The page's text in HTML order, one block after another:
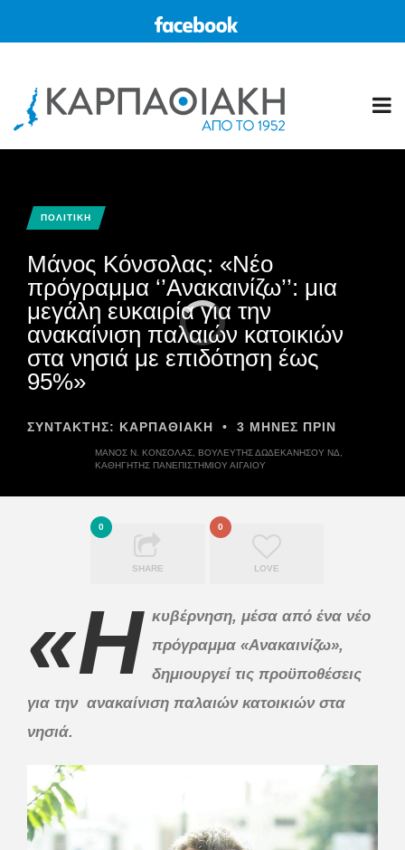
ΜΑΝΟΣ Ν. ΚΟΝΣΟΛΑΣ, ΒΟΥΛΕΥΤΉΣ ΔΩΔΕΚΑΝΉΣΟΥ ΝΔ,
ΚΑΘΗΓΗΤΉΣ ΠΑΝΕΠΙΣΤΗΜΊΟΥ ΑΙΓΑΊΟΥ
ΠΟΛΙΤΙΚΗ
Μάνος Κόνσολας: «Νέο
πρόγραμμα ‘’Ανακαινίζω’’: μια
μεγάλη ευκαιρία για την
ανακαίνιση παλαιών κατοικιών
στα νησιά με επιδότηση έως
95%»
ΣΥΝΤΆΚΤΗΣ: ΚΑΡΠΑΘΙΑΚΗ • 3 ΜΉΝΕΣ ΠΡΙΝ
0
SHARE
0
LOVE
«Η κυβέρνηση, μέσα από ένα νέο
πρόγραμμα «Ανακαινίζω»,
δημιουργεί τις προϋποθέσεις
για την ανακαίνιση παλαιών κατοικιών στα
νησιά.